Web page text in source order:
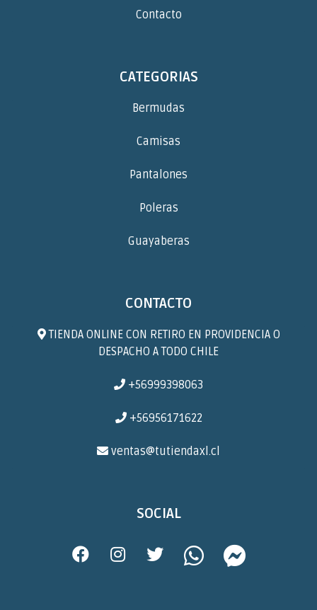
Contacto
CATEGORIAS
Bermudas
Camisas
Pantalones
Poleras
Guayaberas
CONTACTO
TIENDA ONLINE CON RETIRO EN PROVIDENCIA O
DESPACHO A TODO CHILE
+56999398063
+56956171622
ventas@tutiendaxl.cl
SOCIAL